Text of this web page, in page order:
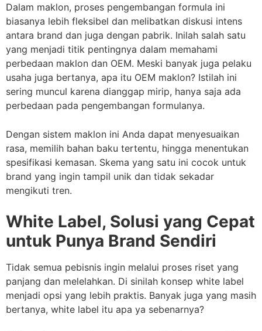
Dalam maklon, proses pengembangan formula ini
biasanya lebih fleksibel dan melibatkan diskusi intens
antara brand dan juga dengan pabrik. Inilah salah satu
yang menjadi titik pentingnya dalam memahami
perbedaan maklon dan OEM. Meski banyak juga pelaku
usaha juga bertanya, apa itu OEM maklon? Istilah ini
sering muncul karena dianggap mirip, hanya saja ada
perbedaan pada pengembangan formulanya.
Dengan sistem maklon ini Anda dapat menyesuaikan
rasa, memilih bahan baku tertentu, hingga menentukan
spesifikasi kemasan. Skema yang satu ini cocok untuk
brand yang ingin tampil unik dan tidak sekadar
mengikuti tren.
White Label, Solusi yang Cepat
untuk Punya Brand Sendiri
Tidak semua pebisnis ingin melalui proses riset yang
panjang dan melelahkan. Di sinilah konsep white label
menjadi opsi yang lebih praktis. Banyak juga yang masih
bertanya, white label itu apa ya sebenarnya?